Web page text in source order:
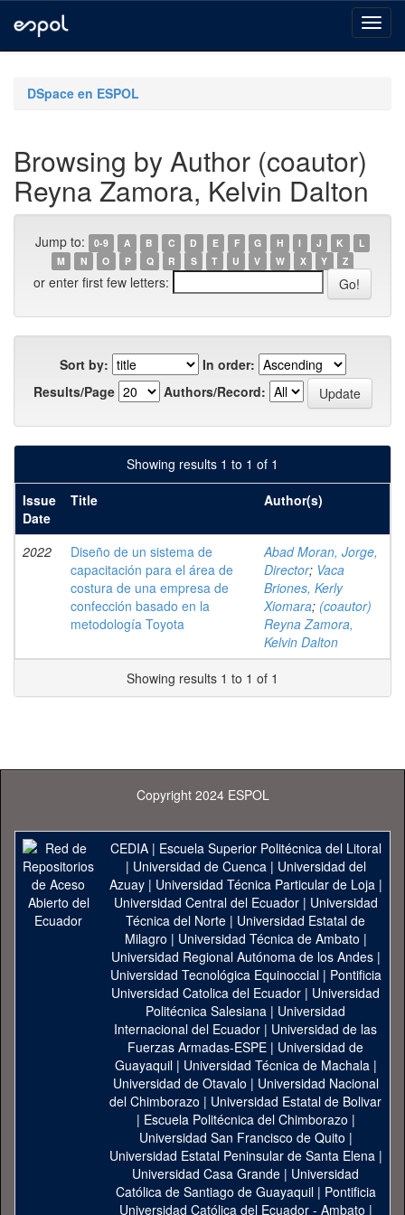
navigationDSpace en ESPOL
Browsing by Author (coautor)
Reyna Zamora, Kelvin Dalton
Jump to: 0-9 A B C D E F G H I J K
L
M
N O P Q R S T U V W X Y Z
or enter first few letters:
Sort by:
In order:
Results/Page
Authors/Record:
Showing results 1 to 1 of 1
Issue
Date
Title Author(s)
2022
Diseño de un sistema de
capacitación para el área de
costura de una empresa de
confección basado en la
metodología Toyota
Abad Moran, Jorge,
Director; Vaca
Briones, Kerly
Xiomara; (coautor)
Reyna Zamora,
Kelvin Dalton
Showing results 1 to 1 of 1
Copyright 2024 ESPOL
CEDIA| Escuela Superior Politécnica del Litoral
| Universidad de Cuenca| Universidad del
Azuay| Universidad Técnica Particular de Loja|
Universidad Central del Ecuador| Universidad
Técnica del Norte | Universidad Estatal de
Milagro | Universidad Técnica de Ambato |
Universidad Regional Autónoma de los Andes|
Universidad Tecnológica Equinoccial| Pontificia
Universidad Catolica del Ecuador | Universidad
Politécnica Salesiana | Universidad
Internacional del Ecuador | Universidad de las
Fuerzas Armadas-ESPE | Universidad de
Guayaquil| Universidad Técnica de Machala|
Universidad de Otavalo | Universidad Nacional
del Chimborazo | Universidad Estatal de Bolivar
| Escuela Politécnica del Chimborazo |
Universidad San Francisco de Quito |
Universidad Estatal Peninsular de Santa Elena|
Universidad Casa Grande | Universidad
Católica de Santiago de Guayaquil| Pontificia
Universidad Católica del Ecuador - Ambato |